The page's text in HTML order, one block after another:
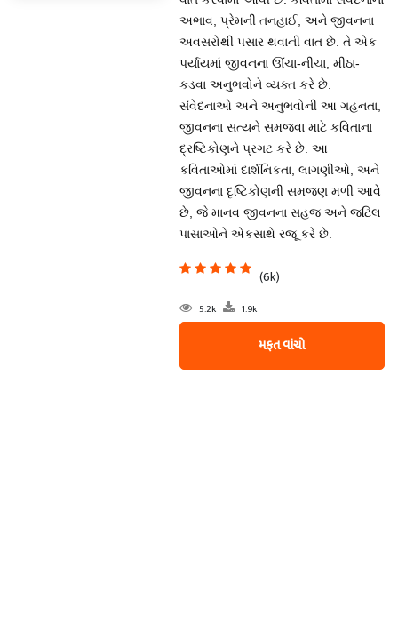
અભાવ, પ્રેમની તનહાઈ, અને જીવનના
અવસરોથી પસાર થવાની વાત છે. તે એક
પર્યાયમાં જીવનના ઊંચા-નીચા, મીઠા-
કડવા અનુભવોને વ્યક્ત કરે છે.
સંવેદનાઓ અને અનુભવોની આ ગહનતા,
જીવનના સત્યને સમજવા માટે કવિતાના
દ્રષ્ટિકોણને પ્રગટ કરે છે. આ
કવિતાઓમાં દાર્શનિકતા, લાગણીઓ, અને
જીવનના દૃષ્ટિકોણની સમજણ મળી આવે
છે, જે માનવ જીવનના સહજ અને જટિલ
પાસાઓને એકસાથે રજૂ કરે છે.
(6k)
5.2k 1.9k
મફત વાંચો